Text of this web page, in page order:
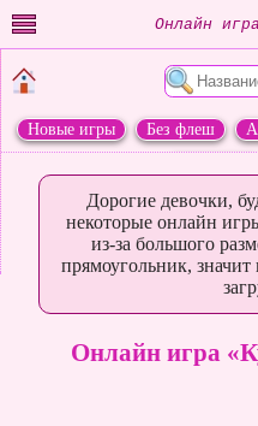
Онлайн
Новые игры Без флеш
Дорогие девочки,
некоторые онлайн
из-за большого
прямоугольник, значит
Онлайн игра